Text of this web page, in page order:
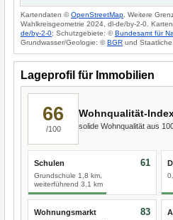
Kartendaten ©OpenStreetMap . Weitere
Wahlkreisgeometrie 2024, dl-de/by-2-0.
de/by-2-0; Schutzgebiete: ©Bundesamt für
Grundwasser/Geologie: ©BGR und Staatliche
Lageprofil für Immobilien
66
/100
Wohnqualität-
solide Wohnqualität aus
Schulen
Grundschule 1,8 km,
weiterführend 3,1 km
61
Wohnungsmarkt 83